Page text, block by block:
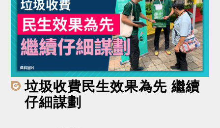
垃圾收費民生效果為先 繼續
仔細謀劃